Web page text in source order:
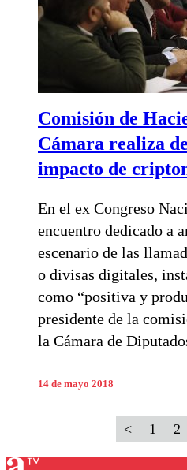
Comisión de
Cámara realiza
impacto de
En el ex Congreso
encuentro dedicado a
escenario de las
o divisas digitales,
como “positiva y
presidente de la
la Cámara de
14 de mayo 2018
< 1 2